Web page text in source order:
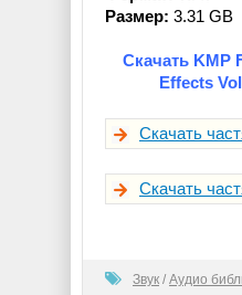
Размер: 3.31 GB
Скачать KMP
Effects
Скачать
Скачать
Звук / Аудио